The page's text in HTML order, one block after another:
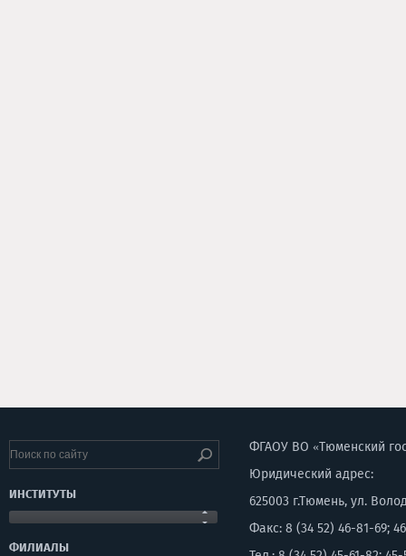
ИНСТИТУТЫ
ФИЛИАЛЫ
ФГАОУ ВО «Тюменский
Юридический адрес:
625003 г.Тюмень, ул.
Факс: 8 (34 52) 46-81-69;